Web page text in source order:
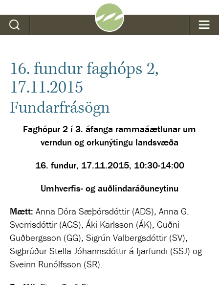
16. fundur faghóps 2,
17.11.2015
Fundarfrásögn
Faghópur 2 í 3. áfanga rammaáætlunar um
verndun og orkunýtingu landsvæða
16. fundur, 17.11.2015, 10:30-14:00
Umhverfis- og auðlindaráðuneytinu
Mætt: Anna Dóra Sæþórsdóttir (ADS), Anna G.
Sverrisdóttir (AGS), Áki Karlsson (ÁK), Guðni
Guðbergsson (GG), Sigrún Valbergsdóttir (SV),
Sigþrúður Stella Jóhannsdóttir á fjarfundi (SSJ) og
Sveinn Runólfsson (SR).